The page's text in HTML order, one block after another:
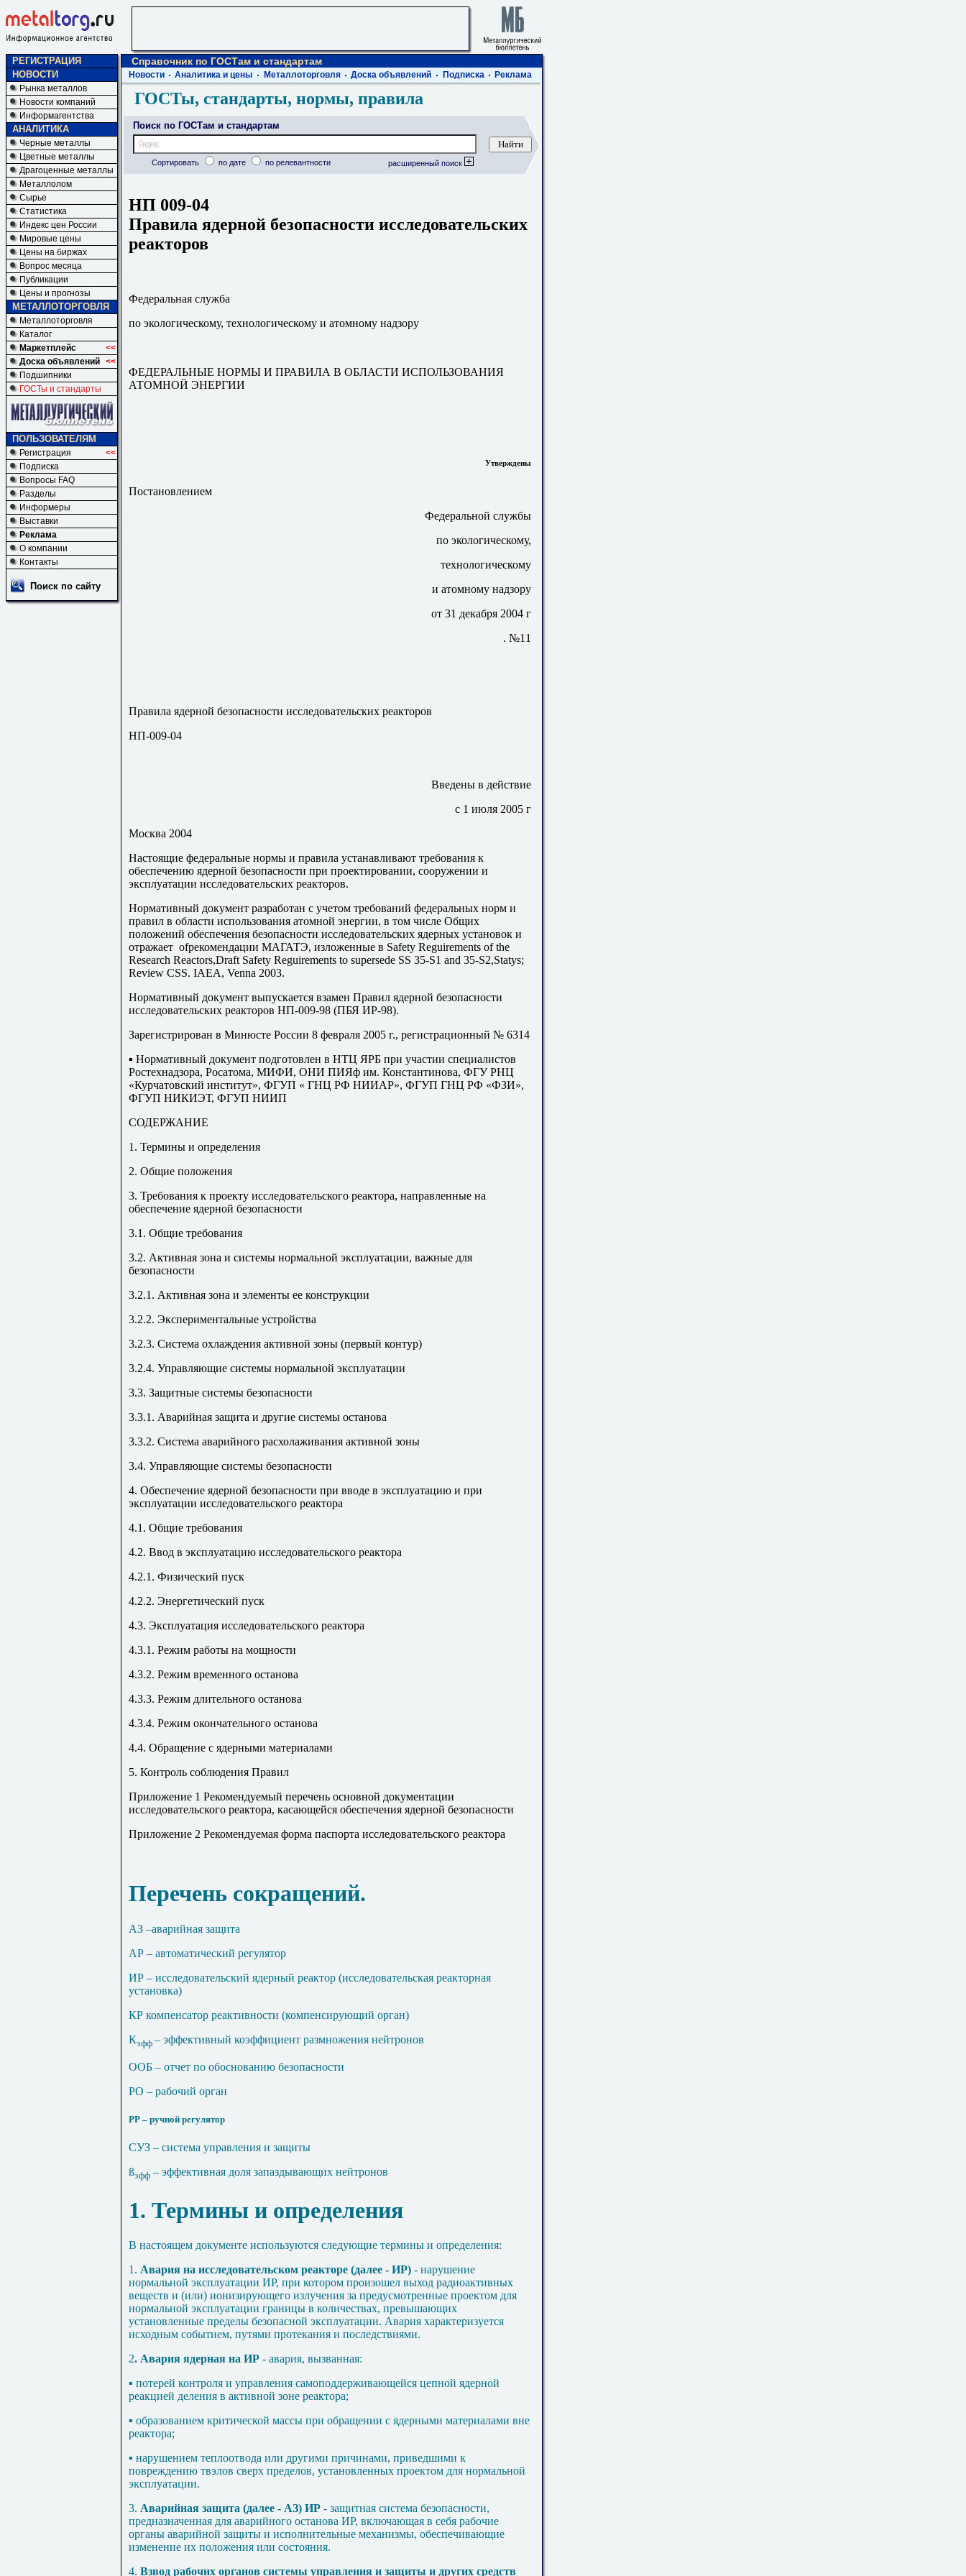
РЕГИСТРАЦИЯ
НОВОСТИ
Рынка металлов
Новости компаний
Информагентства
АНАЛИТИКА
Черные металлы
Цветные металлы
Драгоценные металлы
Металлолом
Сырье
Статистика
Индекс цен России
Мировые цены
Цены на биржах
Вопрос месяца
Публикации
Цены и прогнозы
МЕТАЛЛОТОРГОВЛЯ
Металлоторговля
Каталог
Маркетплейс
<<
Доска объявлений <<
Подшипники
ГОСТы и стандарты
ПОЛЬЗОВАТЕЛЯМ
Регистрация
<<
Подписка
Вопросы FAQ
Разделы
Информеры
Выставки
Реклама
О компании
Контакты
Поиск по сайту
Справочник по ГОСТам и стандартам
Новости Аналитика и цены Металлоторговля Доска объявлений Подписка Реклама
ГОСТы, стандарты, нормы, правила
Поиск по ГОСТам и стандартам
Сортировать по дате по релевантности расширенный поиск
НП 009-04
Правила ядерной безопасности исследовательских
реакторов
Федеральная служба
по экологическому, технологическому и атомному надзору
ФЕДЕРАЛЬНЫЕ НОРМЫ И ПРАВИЛА В ОБЛАСТИ ИСПОЛЬЗОВАНИЯ
АТОМНОЙ ЭНЕРГИИ
Утверждены
Постановлением
Федеральной службы
по экологическому,
технологическому
и атомному надзору
от 31 декабря 2004 г
. №11
Правила ядерной безопасности исследовательских реакторов
НП-009-04
Введены в действие
с 1 июля 2005 г
Москва 2004
Настоящие федеральные нормы и правила устанавливают требования к
обеспечению ядерной безопасности при проектировании, сооружении и
эксплуатации исследовательских реакторов.
Нормативный документ разработан с учетом требований федеральных норм и
правил в области использования атомной энергии, в том числе Общих
положений обеспечения безопасности исследовательских ядерных установок и
отражает ofрекомендации МАГАТЭ, изложенные в Safety Reguirements of the
Research Reactors,Draft Safety Reguirements to supersede SS 35-S1 and 35-S2,Statys;
Review CSS. IAEA, Venna 2003.
Нормативный документ выпускается взамен Правил ядерной безопасности
исследовательских реакторов НП-009-98 (ПБЯ ИР-98).
Зарегистрирован в Минюсте России 8 февраля 2005 г., регистрационный № 6314
▪ Нормативный документ подготовлен в НТЦ ЯРБ при участии специалистов
Ростехнадзора, Росатома, МИФИ, ОНИ ПИЯф им. Константинова, ФГУ РНЦ
«Курчатовский институт», ФГУП « ГНЦ РФ НИИАР», ФГУП ГНЦ РФ «ФЗИ»,
ФГУП НИКИЭТ, ФГУП НИИП
СОДЕРЖАНИЕ
1. Термины и определения
2. Общие положения
3. Требования к проекту исследовательского реактора, направленные на
обеспечение ядерной безопасности
3.1. Общие требования
3.2. Активная зона и системы нормальной эксплуатации, важные для
безопасности
3.2.1. Активная зона и элементы ее конструкции
3.2.2. Экспериментальные устройства
3.2.3. Система охлаждения активной зоны (первый контур)
3.2.4. Управляющие системы нормальной эксплуатации
3.3. Защитные системы безопасности
3.3.1. Аварийная защита и другие системы останова
3.3.2. Система аварийного расхолаживания активной зоны
3.4. Управляющие системы безопасности
4. Обеспечение ядерной безопасности при вводе в эксплуатацию и при
эксплуатации исследовательского реактора
4.1. Общие требования
4.2. Ввод в эксплуатацию исследовательского реактора
4.2.1. Физический пуск
4.2.2. Энергетический пуск
4.3. Эксплуатация исследовательского реактора
4.3.1. Режим работы на мощности
4.3.2. Режим временного останова
4.3.3. Режим длительного останова
4.3.4. Режим окончательного останова
4.4. Обращение с ядерными материалами
5. Контроль соблюдения Правил
Приложение 1 Рекомендуемый перечень основной документации
исследовательского реактора, касающейся обеспечения ядерной безопасности
Приложение 2 Рекомендуемая форма паспорта исследовательского реактора
Перечень сокращений.
АЗ –аварийная защита
АР – автоматический регулятор
ИР – исследовательский ядерный реактор (исследовательская реакторная
установка)
КР компенсатор реактивности (компенсирующий орган)
Кэфф – эффективный коэффициент размножения нейтронов
ООБ – отчет по обоснованию безопасности
РО – рабочий орган
РР – ручной регулятор
СУЗ – система управления и защиты
ßэфф – эффективная доля запаздывающих нейтронов
1. Термины и определения
В настоящем документе используются следующие термины и определения:
1. Авария на исследовательском реакторе (далее - ИР) - нарушение
нормальной эксплуатации ИР, при котором произошел выход радиоактивных
веществ и (или) ионизирующего излучения за предусмотренные проектом для
нормальной эксплуатации границы в количествах, превышающих
установленные пределы безопасной эксплуатации. Авария характеризуется
исходным событием, путями протекания и последствиями.
2. Авария ядерная на ИР - авария, вызванная:
▪ потерей контроля и управления самоподдерживающейся цепной ядерной
реакцией деления в активной зоне реактора;
▪ образованием критической массы при обращении с ядерными материалами вне
реактора;
▪ нарушением теплоотвода или другими причинами, приведшими к
повреждению твэлов сверх пределов, установленных проектом для нормальной
эксплуатации.
3. Аварийная защита (далее - AЗ) ИР - защитная система безопасности,
предназначенная для аварийного останова ИР, включающая в себя рабочие
органы аварийной защиты и исполнительные механизмы, обеспечивающие
изменение их положения или состояния.
4. Взвод рабочих органов системы управления и защиты и других средств